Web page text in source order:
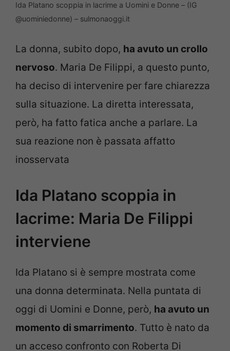
Ida Platano scoppia in lacrime a Uomini e Donne – (IG
@uominiedonne) – sulmonaoggi.it
La donna, subito dopo, ha avuto un crollo
nervoso. Maria De Filippi, a questo punto,
ha deciso di intervenire per fare chiarezza
sulla situazione. La diretta interessata,
però, ha fatto fatica anche a parlare. La
sua reazione non è passata affatto
inosservata
Ida Platano scoppia in
lacrime: Maria De Filippi
interviene
Ida Platano si è sempre mostrata come
una donna determinata. Nella puntata di
oggi di Uomini e Donne, però, ha avuto un
momento di smarrimento. Tutto è nato da
un acceso confronto con Roberta Di